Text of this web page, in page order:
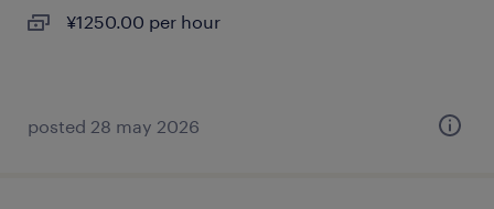
¥1250.00 per hour
posted 28 may 2026